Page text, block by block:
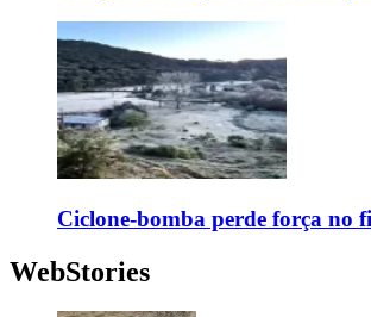
Ciclone-bomba perde força no
WebStories